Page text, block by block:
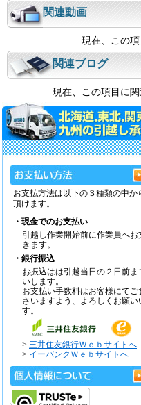
関連動画
現在、この項
関連ブログ
現在、この項目に
お支払方法は以下の３種類の中か
頂けます。
・現金でのお支払い
引越し作業開始前に作業員へお
きます。
・銀行振込
お振込はは引越当日の２日前ま
いします。
お支払い手数料はお客様にてご
さいますよう、よろしくお願い
す。
> 三井住友銀行Ｗｅｂサイトへ
> イーバンクＷｅｂサイトへ